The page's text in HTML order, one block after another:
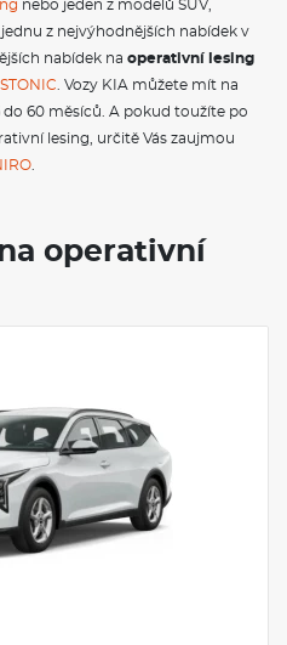
Inteligentní ukazatel rychlostních
sedačky ISOFIX na krajních
LED s automatickým
+ denní svícení LED; Zadní
(LKA); Umělou BIO kůží
úchytná oka a 12V zásuvka v
Apple CarPlay; Ochranné lemy
the Air) aktualizace;
dveří; Elektrické ovládání
mlhové světlomety; Systém
osob vzadu); Podélné střešní
kamera; Boční a
Čalounění sedadel tkaná látka;
v poměru 60:40; Středový
pro systém eCall; Příprava pro
trakce TCS; Dojezdová sada;
TPMS; Tónovaná skla;
ve středovém panelu;
nebo jeden z modelů SUV,
z nejvýhodnějších nabídek v
nabídek na operativní lesing
STONIC . Vozy KIA můžete mít na
60 měsíců. A pokud toužíte po
lesing, určitě Vás zaujmou
operativní
Stonic Spin 1.2 DPI 58 kW